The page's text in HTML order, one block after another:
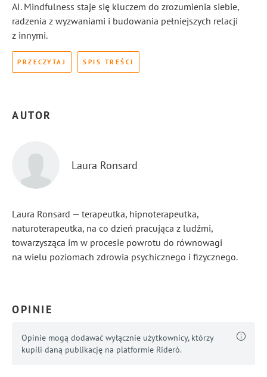
AI. Mindfulness staje się kluczem do zrozumienia siebie,
radzenia z wyzwaniami i budowania pełniejszych relacji
z innymi.
PRZECZYTAJ SPIS TREŚCI
AUTOR
Laura Ronsard
Laura Ronsard — terapeutka, hipnoterapeutka,
naturoterapeutka, na co dzień pracująca z ludźmi,
towarzysząca im w procesie powrotu do równowagi
na wielu poziomach zdrowia psychicznego i fizycznego.
OPINIE
Opinie mogą dodawać wyłącznie użytkownicy, którzy
kupili daną publikację na platformie Riderò.